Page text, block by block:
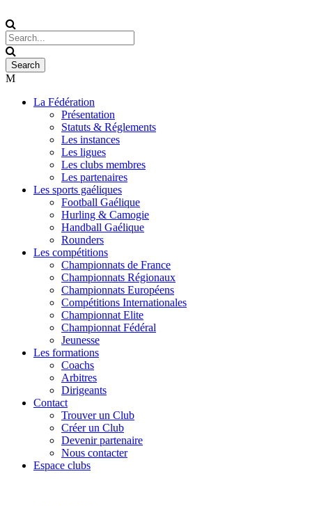
La Fédération
Présentation
Statuts & Réglements
Les instances
Les ligues
Les clubs membres
Les partenaires
Les sports gaéliques
Football Gaélique
Hurling & Camogie
Handball Gaélique
Rounders
Les compétitions
Championnats de France
Championnats Régionaux
Championnats Européens
Compétitions Internationales
Championnat Elite
Championnat Fédéral
Jeunesse
Les formations
Coachs
Arbitres
Dirigeants
Contact
Trouver un Club
Créer un Club
Devenir partenaire
Nous contacter
Espace clubs